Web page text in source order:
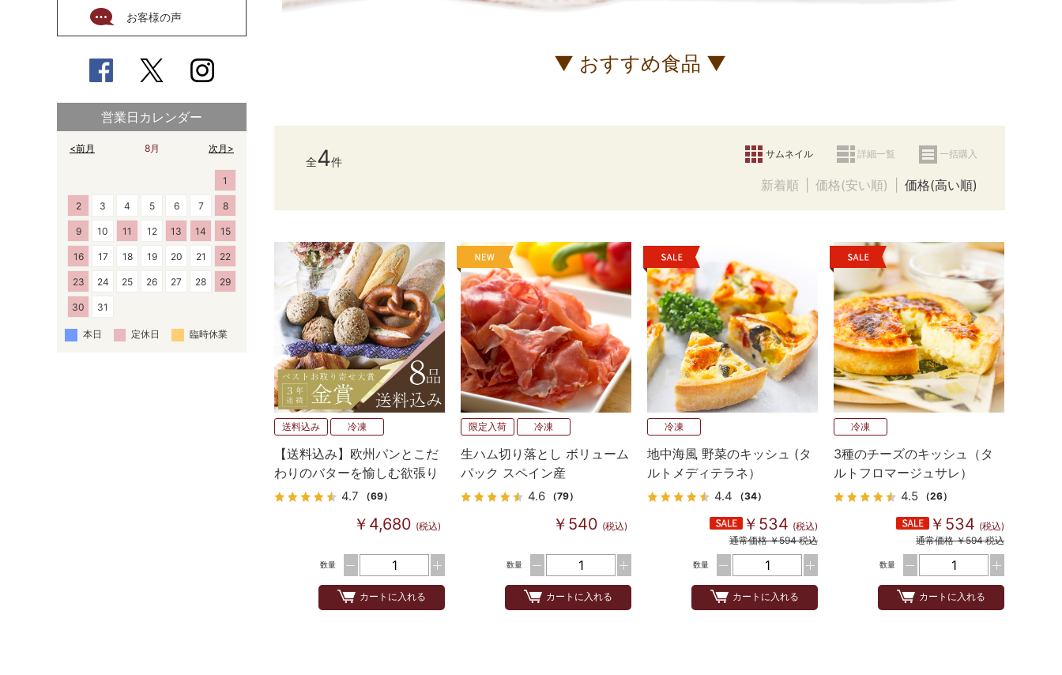
お客様の声
営業日カレンダー
8月
<前月 次月>
1
2 3 4 5 6 7 8
9 10 11 12 13 14 15
16 17 18 19 20 21 22
23 24 25 26 27 28 29
30 31
本日 定休日 臨時休業
▼ おすすめ食品 ▼
全4件
サムネイル 詳細一覧 一括購入
新着順 価格(安い順) 価格(高い順)
送料込み 冷凍
【送料込み】欧州パンとこだ
わりのバターを愉しむ欲張り
セット
4.7 （69）
￥4,680 (税込)
数量
カートに入れる
限定入荷 冷凍
生ハム切り落とし ボリューム
パック スペイン産
4.6 （79）
￥540 (税込)
数量
カートに入れる
冷凍
地中海風 野菜のキッシュ (タ
ルトメディテラネ）
4.4 （34）
￥534 (税込)
通常価格 ￥594 税込
数量
カートに入れる
冷凍
3種のチーズのキッシュ（タ
ルトフロマージュサレ）
4.5 （26）
￥534 (税込)
通常価格 ￥594 税込
数量
カートに入れる